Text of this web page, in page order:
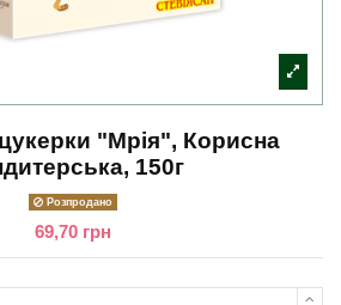
"Мрія", Корисна
150г
Розпродано
69,70 грн